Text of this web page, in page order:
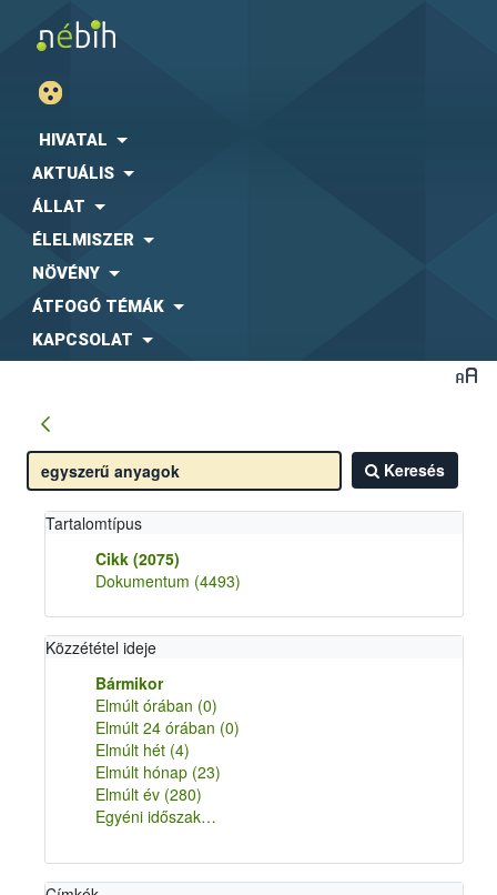
HIVATAL
AKTUÁLIS
ÁLLAT
ÉLELMISZER
NÖVÉNY
ÁTFOGÓ TÉMÁK
KAPCSOLAT
Keresés
Tartalomtípus
Cikk (2075)
Dokumentum (4493)
Közzététel ideje
Bármikor
Elmúlt órában (0)
Elmúlt 24 órában (0)
Elmúlt hét (4)
Elmúlt hónap (23)
Elmúlt év (280)
Egyéni időszak…